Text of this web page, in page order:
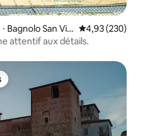
Bagnolo San Vit
Évaluation
4,93 (230)
attentif aux détails.
plus appréciés